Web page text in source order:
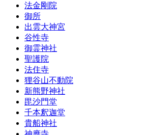
法金剛院
御所
出雲大神宮
谷性寺
御霊神社
聖護院
法住寺
狸谷山不動院
新熊野神社
毘沙門堂
千本釈迦堂
貴船神社